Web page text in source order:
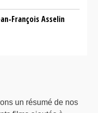
François Asselin
un résumé de nos